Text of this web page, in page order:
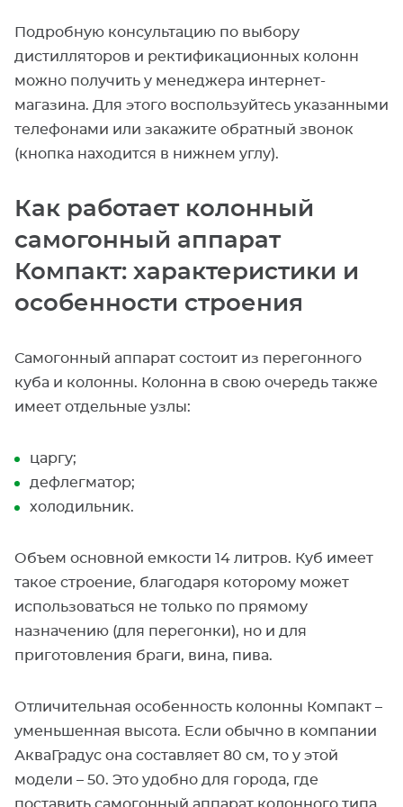
Подробную консультацию по выбору
дистилляторов и ректификационных колонн
можно получить у менеджера интернет-
магазина. Для этого воспользуйтесь указанными
телефонами или закажите обратный звонок
(кнопка находится в нижнем углу).
Как работает колонный
самогонный аппарат
Компакт: характеристики и
особенности строения
Самогонный аппарат состоит из перегонного
куба и колонны. Колонна в свою очередь также
имеет отдельные узлы:
царгу;
дефлегматор;
холодильник.
Объем основной емкости 14 литров. Куб имеет
такое строение, благодаря которому может
использоваться не только по прямому
назначению (для перегонки), но и для
приготовления браги, вина, пива.
Отличительная особенность колонны Компакт –
уменьшенная высота. Если обычно в компании
АкваГрадус она составляет 80 см, то у этой
модели – 50. Это удобно для города, где